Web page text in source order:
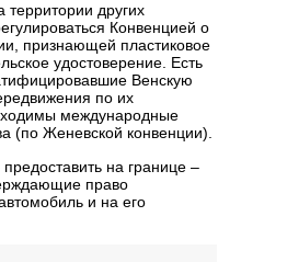
территории других
Конвенцией о
признающей пластиковое
удостоверение. Есть
Венскую
по их
международные
(по Женевской конвенции).
на границе –
право
и на его